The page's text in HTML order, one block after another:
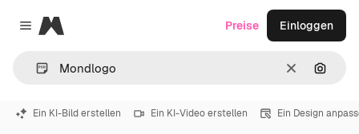
Close menu
Magnific
LöschenNach
Preise Einloggen
Ein KI-Bild erstellen Ein KI-Video erstellen Ein Design